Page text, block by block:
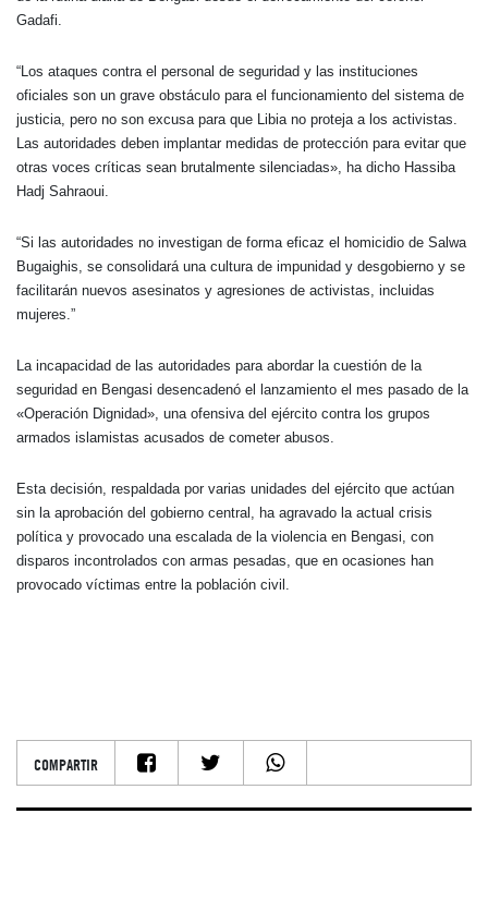
Gadafi.
“Los ataques contra el personal de seguridad y las instituciones
oficiales son un grave obstáculo para el funcionamiento del sistema de
justicia, pero no son excusa para que Libia no proteja a los activistas.
Las autoridades deben implantar medidas de protección para evitar que
otras voces críticas sean brutalmente silenciadas», ha dicho Hassiba
Hadj Sahraoui.
“Si las autoridades no investigan de forma eficaz el homicidio de Salwa
Bugaighis, se consolidará una cultura de impunidad y desgobierno y se
facilitarán nuevos asesinatos y agresiones de activistas, incluidas
mujeres.”
La incapacidad de las autoridades para abordar la cuestión de la
seguridad en Bengasi desencadenó el lanzamiento el mes pasado de la
«Operación Dignidad», una ofensiva del ejército contra los grupos
armados islamistas acusados de cometer abusos.
Esta decisión, respaldada por varias unidades del ejército que actúan
sin la aprobación del gobierno central, ha agravado la actual crisis
política y provocado una escalada de la violencia en Bengasi, con
disparos incontrolados con armas pesadas, que en ocasiones han
provocado víctimas entre la población civil.
COMPARTIR